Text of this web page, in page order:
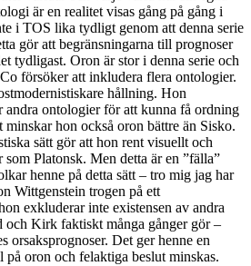
är en realitet visas gång på gång i
i TOS lika tydligt genom att denna serie
gör att begränsningarna till prognoser
tydligast. Oron är stor i denna serie och
försöker att inkludera flera ontologier.
hållning. Hon
andra ontologier för att kunna få ordning
minskar hon också oron bättre än Sisko.
sätt gör att hon rent visuellt och
Platonsk. Men detta är en ”fälla”
henne på detta sätt – tro mig jag har
Wittgenstein trogen på ett
exkluderar inte existensen av andra
och Kirk faktiskt många gånger gör –
orsaksprognoser. Det ger henne en
oron och felaktiga beslut minskas.